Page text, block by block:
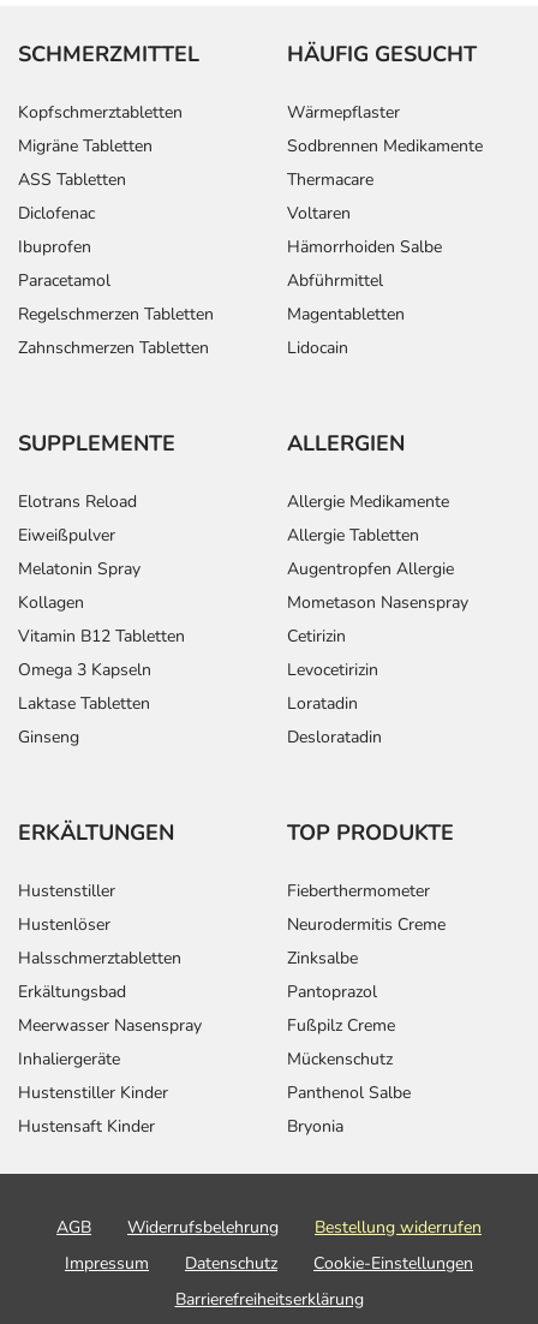
SCHMERZMITTEL
Kopfschmerztabletten
Migräne Tabletten
ASS Tabletten
Diclofenac
Ibuprofen
Paracetamol
Regelschmerzen Tabletten
Zahnschmerzen Tabletten
HÄUFIG GESUCHT
Wärmepflaster
Sodbrennen Medikamente
Thermacare
Voltaren
Hämorrhoiden Salbe
Abführmittel
Magentabletten
Lidocain
SUPPLEMENTE
Elotrans Reload
Eiweißpulver
Melatonin Spray
Kollagen
Vitamin B12 Tabletten
Omega 3 Kapseln
Laktase Tabletten
Ginseng
ALLERGIEN
Allergie Medikamente
Allergie Tabletten
Augentropfen Allergie
Mometason Nasenspray
Cetirizin
Levocetirizin
Loratadin
Desloratadin
ERKÄLTUNGEN
Hustenstiller
Hustenlöser
Halsschmerztabletten
Erkältungsbad
Meerwasser Nasenspray
Inhaliergeräte
Hustenstiller Kinder
Hustensaft Kinder
TOP PRODUKTE
Fieberthermometer
Neurodermitis Creme
Zinksalbe
Pantoprazol
Fußpilz Creme
Mückenschutz
Panthenol Salbe
Bryonia
AGB Widerrufsbelehrung
Bestellung widerrufen
Impressum
Datenschutz
Cookie-Einstellungen
Barrierefreiheitserklärung